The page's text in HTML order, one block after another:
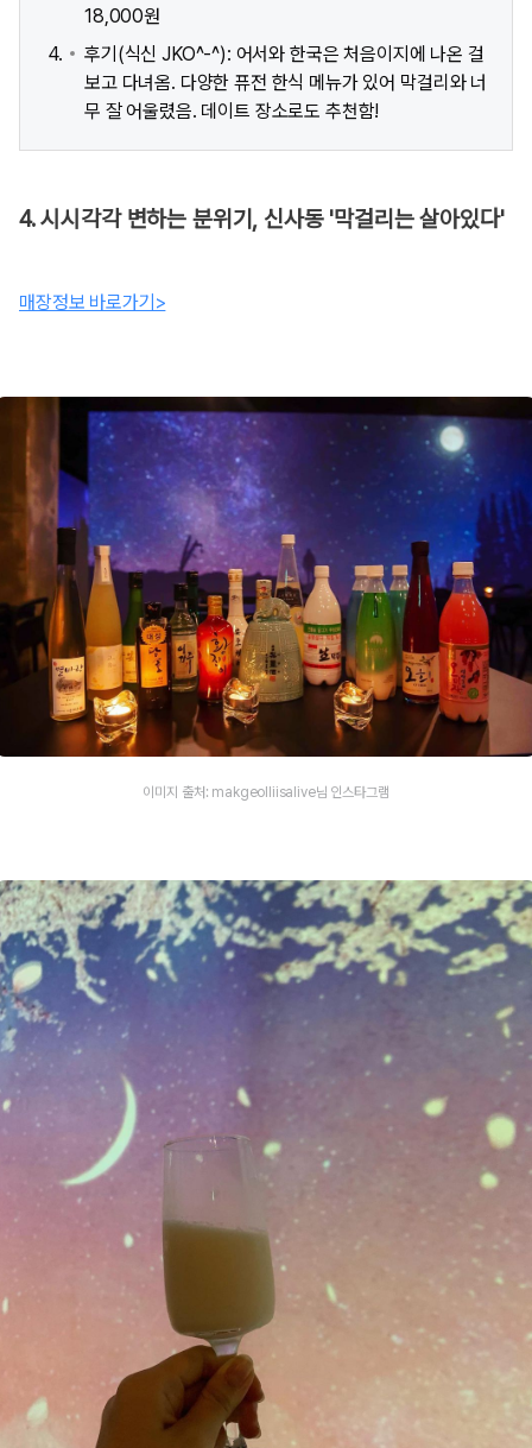
18,000원
후기(식신 JKO^-^): 어서와 한국은 처음이지에 나온 걸
보고 다녀옴. 다양한 퓨전 한식 메뉴가 있어 막걸리와 너
무 잘 어울렸음. 데이트 장소로도 추천함!
4. 시시각각 변하는 분위기, 신사동 '막걸리는 살아있다'
매장정보 바로가기>
이미지 출처: makgeolliisalive님 인스타그램